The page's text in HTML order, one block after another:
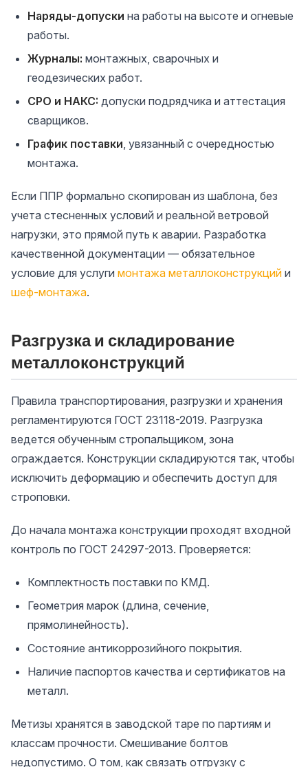
Наряды-допуски на работы на высоте и огневые
работы.
Журналы: монтажных, сварочных и
геодезических работ.
СРО и НАКС: допуски подрядчика и аттестация
сварщиков.
График поставки, увязанный с очередностью
монтажа.
Если ППР формально скопирован из шаблона, без
учета стесненных условий и реальной ветровой
нагрузки, это прямой путь к аварии. Разработка
качественной документации — обязательное
условие для услуги монтажа металлоконструкций и
шеф-монтажа.
Разгрузка и складирование
металлоконструкций
Правила транспортирования, разгрузки и хранения
регламентируются ГОСТ 23118-2019. Разгрузка
ведется обученным стропальщиком, зона
ограждается. Конструкции складируются так, чтобы
исключить деформацию и обеспечить доступ для
строповки.
До начала монтажа конструкции проходят входной
контроль по ГОСТ 24297-2013. Проверяется:
Комплектность поставки по КМД.
Геометрия марок (длина, сечение,
прямолинейность).
Состояние антикоррозийного покрытия.
Наличие паспортов качества и сертификатов на
металл.
Метизы хранятся в заводской таре по партиям и
классам прочности. Смешивание болтов
недопустимо. О том, как связать отгрузку с